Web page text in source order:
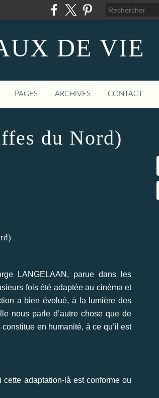
DE VIE
PAGES ARCHIVES CONTACT
du Nord)
LANGELAAN, parue dans les
fois été adaptée au cinéma et
a bien évolué, à la lumière des
nous parle d’autre chose que de
en humanité, à ce qu’il est
adaptation-là est conforme ou